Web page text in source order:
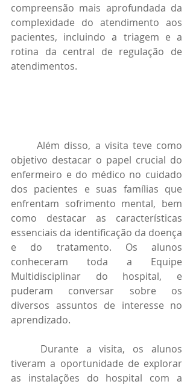
compreensão mais aprofundada da
complexidade do atendimento aos
pacientes, incluindo a triagem e a
rotina da central de regulação de
atendimentos.
	Além disso, a visita teve como
objetivo destacar o papel crucial do
enfermeiro e do médico no cuidado
dos pacientes e suas famílias que
enfrentam sofrimento mental, bem
como destacar as características
essenciais da identificação da doença
e do tratamento. Os alunos
conheceram toda a Equipe
Multidisciplinar do hospital, e
puderam conversar sobre os
diversos assuntos de interesse no
aprendizado.
tiveram a oportunidade de explorar
as instalações do hospital com a